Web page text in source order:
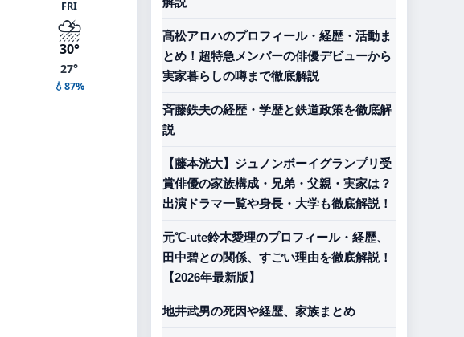
FRI
⛈️
30°
27°
💧87%
髙松アロハのプロフィール・経歴・活動ま
とめ！超特急メンバーの俳優デビューから
実家暮らしの噂まで徹底解説
斉藤鉄夫の経歴・学歴と鉄道政策を徹底解
説
【藤本洸大】ジュノンボーイグランプリ受
賞俳優の家族構成・兄弟・父親・実家は？
出演ドラマ一覧や身長・大学も徹底解説！
元℃-ute鈴木愛理のプロフィール・経歴、
田中碧との関係、すごい理由を徹底解説！
【2026年最新版】
地井武男の死因や経歴、家族まとめ